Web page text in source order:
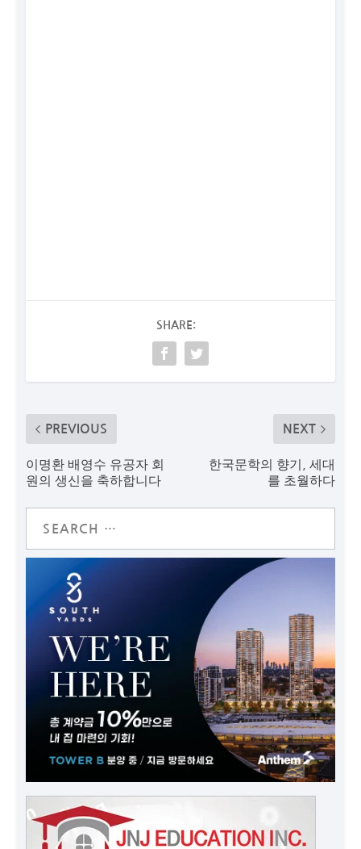
SHARE:
PREVIOUS
이명환 배영수 유공자 회
원의 생신을 축하합니다
NEXT
한국문학의 향기, 세대
를 초월하다